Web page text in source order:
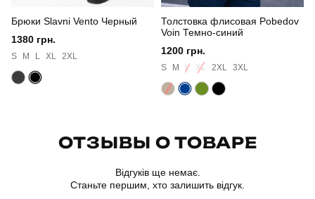
Брюки Slavni Vento Черный
1380 грн.
S M L XL 2XL
Толстовка флисовая Pobedov
Voin Темно-синий
1200 грн.
S M L XL 2XL 3XL
ОТЗЫВЫ О ТОВАРЕ
Відгуків ще немає.
Станьте першим, хто залишить відгук.